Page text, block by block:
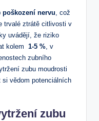
poškození nervu, což
trvalé ztrátě citlivosti v
uvádějí, že riziko
⁢kolem
1-5 %, v
zubního
zubu moudrosti
vědom potenciálních
zubu